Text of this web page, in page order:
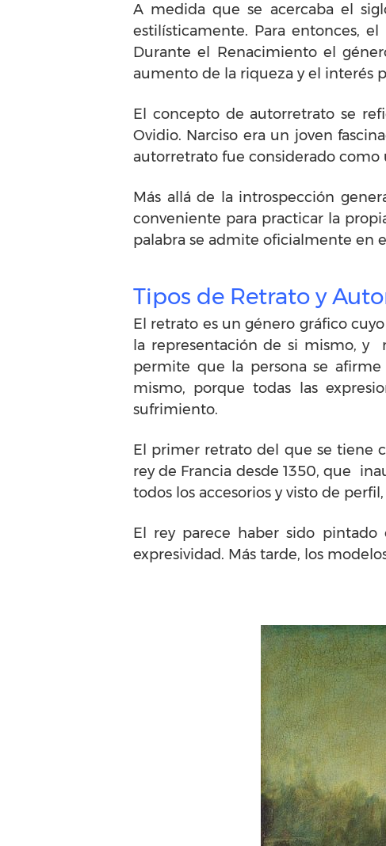
A medida que se acercaba el
estilísticamente. Para entonces,
Durante el Renacimiento el
aumento de la riqueza y el interés
El concepto de autorretrato se
Ovidio. Narciso era un joven
autorretrato fue considerado
Más allá de la introspección
conveniente para practicar la
palabra se admite oficialmente en
Tipos de Retrato y
El retrato es un género gráfico
la representación de si mismo, y
permite que la persona se
mismo, porque todas las
sufrimiento.
El primer retrato del que se tiene
rey de Francia desde 1350, que
todos los accesorios y visto de
El rey parece haber sido
expresividad. Más tarde, los